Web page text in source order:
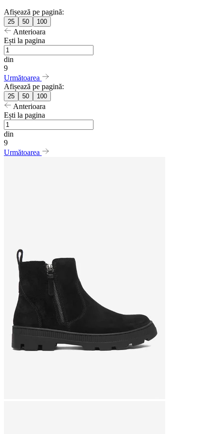
Afișează pe pagină:
25 50 100
Anterioara
Ești la pagina
din
9
Următoarea
Afișează pe pagină:
25 50 100
Anterioara
Ești la pagina
din
9
Următoarea